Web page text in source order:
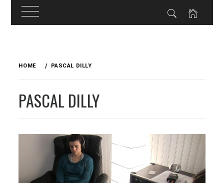
HOME PASCAL DILLY
PASCAL DILLY